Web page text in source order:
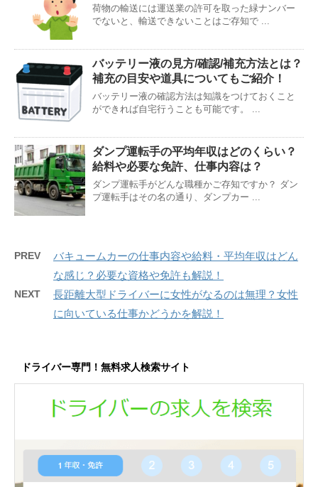
荷物の輸送には運送業の許可を取った緑ナンバー
でないと、輸送できないことはご存知で ...
バッテリー液の見方/確認/補充方法とは？
補充の目安や道具についてもご紹介！
バッテリー液の確認方法は知識をつけておくこと
ができれば自宅行うことも可能です。 ...
ダンプ運転手の平均年収はどのくらい？
給料や必要な免許、仕事内容は？
ダンプ運転手がどんな職種かご存知ですか？ ダン
プ運転手はその名の通り、ダンプカー ...
PREV
バキュームカーの仕事内容や給料・平均年収はどん
な感じ？必要な資格や免許も解説！
NEXT
長距離大型ドライバーに女性がなるのは無理？女性
に向いている仕事かどうかを解説！
ドライバー専門！無料求人検索サイト